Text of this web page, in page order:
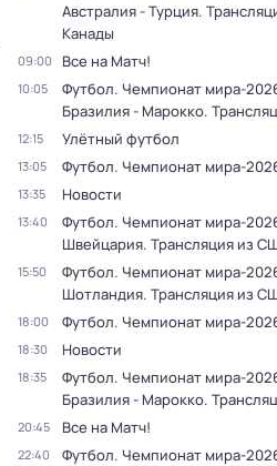
Австралия - Турция.
Канады
09:00 Все на Матч!
10:05
Футбол. Чемпионат мира-
Бразилия - Марокко.
12:15 Улётный футбол
13:05 Футбол. Чемпионат мира-
13:35 Новости
13:40
Футбол. Чемпионат мира-
Швейцария. Трансляция из
15:50
Футбол. Чемпионат мира-
Шотландия. Трансляция из
18:00 Футбол. Чемпионат мира-
18:30 Новости
18:35
Футбол. Чемпионат мира-
Бразилия - Марокко.
20:45 Все на Матч!
22:40
Футбол. Чемпионат мира-